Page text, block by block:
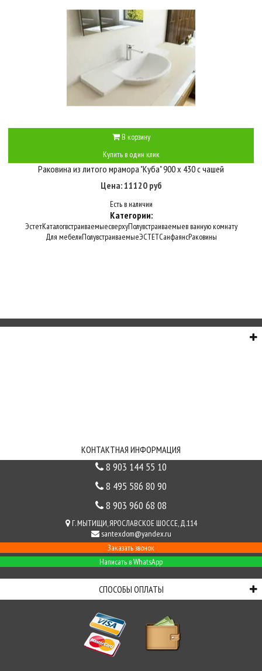
В корзину
Купить в один клик
Раковина из литого мрамора "Куба" 900 х 430 с чашей
Цена: 11120 руб
Есть в наличии
Категории:
ЭстетКаталогвстраиваемыесверхуПолувстраиваемыев ванную комнату
Для мебелиПолувстраиваемыеЭСТЕТСанфаянсРаковины
КОНТАКТНАЯ ИНФОРМАЦИЯ
8 903 144 55 10
8 495 586 80 90
8 903 960 68 08
Г. МЫТИЩИ, ЯРОСЛАВСКОЕ ШОССЕ, Д.114
santexdom@yandex.ru
Заказать звонок
Написать в WhatsApp
СПОСОБЫ ОПЛАТЫ